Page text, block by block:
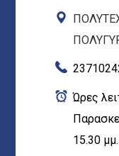
Ώρες
15.30 μμ.